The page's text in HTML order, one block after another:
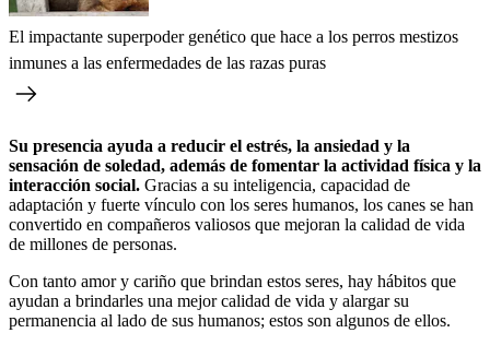
El impactante superpoder genético que hace a los perros mestizos
inmunes a las enfermedades de las razas puras
Su presencia ayuda a reducir el estrés, la ansiedad y la
sensación de soledad, además de fomentar la actividad física y la
interacción social. Gracias a su inteligencia, capacidad de
adaptación y fuerte vínculo con los seres humanos, los canes se han
convertido en compañeros valiosos que mejoran la calidad de vida
de millones de personas.
Con tanto amor y cariño que brindan estos seres, hay hábitos que
ayudan a brindarles una mejor calidad de vida y alargar su
permanencia al lado de sus humanos; estos son algunos de ellos.